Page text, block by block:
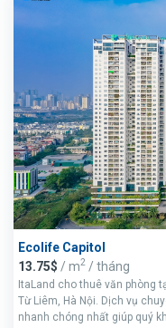
Ecolife Capitol
13.75$ / m2 / tháng
ItaLand cho thuê văn phòng
Từ Liêm, Hà Nội. Dịch vụ
nhanh chóng nhất giúp quý